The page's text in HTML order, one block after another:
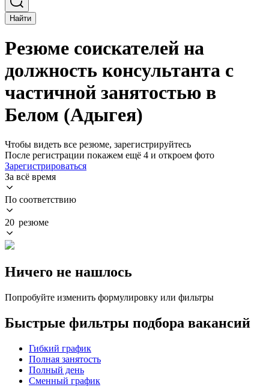
Найти
Резюме соискателей на
должность консультанта с
частичной занятостью в
Белом (Адыгея)
Чтобы видеть все резюме, зарегистрируйтесь
После регистрации покажем ещё 4 и откроем фото
Зарегистрироваться
За всё время
По соответствию
20 резюме
Ничего не нашлось
Попробуйте изменить формулировку или фильтры
Быстрые фильтры подбора вакансий
Гибкий график
Полная занятость
Полный день
Сменный график